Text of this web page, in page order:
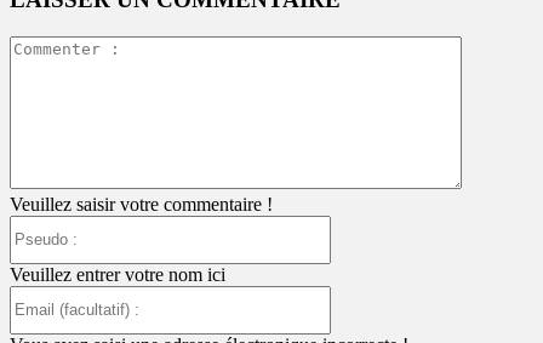
Veuillez saisir votre commentaire !
Veuillez entrer votre nom ici
: